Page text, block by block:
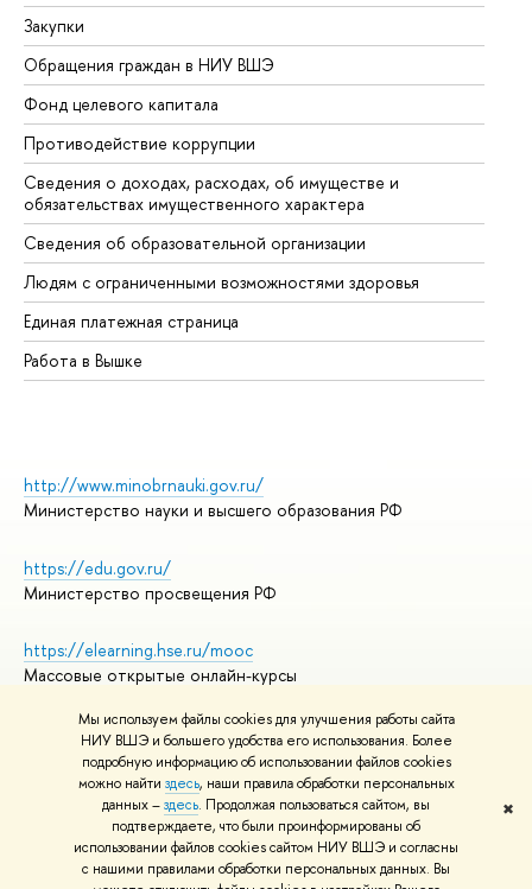
Мы используем файлы cookies для улучшения работы сайта
НИУ ВШЭ и большего удобства его использования. Более
подробную информацию об использовании файлов cookies
можно найти здесь, наши правила обработки персональных
данных –здесь. Продолжая пользоваться сайтом, вы
подтверждаете, что были проинформированы об
использовании файлов cookies сайтом НИУ ВШЭ и согласны
с нашими правилами обработки персональных данных. Вы
✖
Закупки
Обращения граждан в НИУ ВШЭ
Фонд целевого капитала
Противодействие коррупции
Сведения о доходах, расходах, об имуществе и
обязательствах имущественного характера
Сведения об образовательной организации
Людям с ограниченными возможностями здоровья
Единая платежная страница
Работа в Вышке
http://www.minobrnauki.gov.ru/
Министерство науки и высшего образования РФ
https://edu.gov.ru/
Министерство просвещения РФ
https://elearning.hse.ru/mooc
Массовые открытые онлайн-курсы
© НИУ ВШЭ 1993–2026
Адреса и контакты
Условия использования материалов
Политика конфиденциальности
Правила применения рекомендательных технологий в НИУ ВШЭ